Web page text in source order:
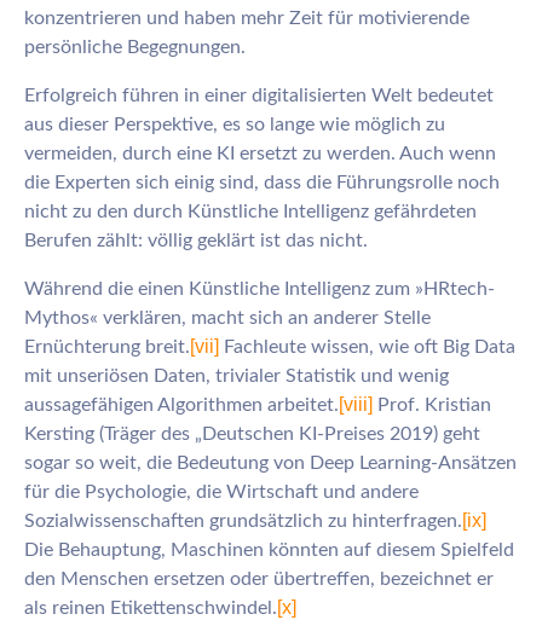
konzentrieren und haben mehr Zeit für motivierende
persönliche Begegnungen.
Erfolgreich führen in einer digitalisierten Welt bedeutet
aus dieser Perspektive, es so lange wie möglich zu
vermeiden, durch eine KI ersetzt zu werden. Auch wenn
die Experten sich einig sind, dass die Führungsrolle noch
nicht zu den durch Künstliche Intelligenz gefährdeten
Berufen zählt: völlig geklärt ist das nicht.
Während die einen Künstliche Intelligenz zum »HRtech-
Mythos« verklären, macht sich an anderer Stelle
Ernüchterung breit.[vii] Fachleute wissen, wie oft Big Data
mit unseriösen Daten, trivialer Statistik und wenig
aussagefähigen Algorithmen arbeitet.[viii] Prof. Kristian
Kersting (Träger des „Deutschen KI-Preises 2019) geht
sogar so weit, die Bedeutung von Deep Learning-Ansätzen
für die Psychologie, die Wirtschaft und andere
Sozialwissenschaften grundsätzlich zu hinterfragen.[ix]
Die Behauptung, Maschinen könnten auf diesem Spielfeld
den Menschen ersetzen oder übertreffen, bezeichnet er
als reinen Etikettenschwindel.[x]